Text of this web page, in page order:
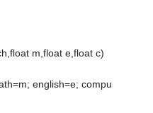
m,float e,float c)
english=e; compu